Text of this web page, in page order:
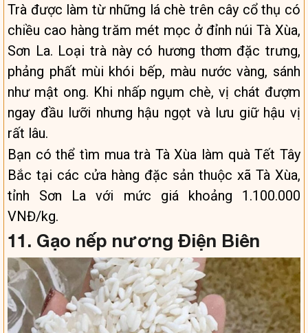
Trà được làm từ những lá chè trên cây cổ thụ có
chiều cao hàng trăm mét mọc ở đỉnh núi Tà Xùa,
Sơn La. Loại trà này có hương thơm đặc trưng,
phảng phất mùi khói bếp, màu nước vàng, sánh
như mật ong. Khi nhấp ngụm chè, vị chát đượm
ngay đầu lưỡi nhưng hậu ngọt và lưu giữ hậu vị
rất lâu.
Bạn có thể tìm mua trà Tà Xùa làm quà Tết Tây
Bắc tại các cửa hàng đặc sản thuộc xã Tà Xùa,
tỉnh Sơn La với mức giá khoảng 1.100.000
VNĐ/kg.
11. Gạo nếp nương Điện Biên